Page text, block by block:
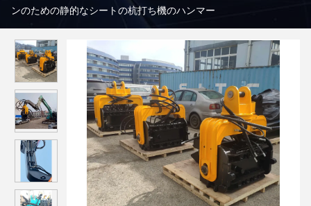
ンのための静的なシートの杭打ち機のハンマー